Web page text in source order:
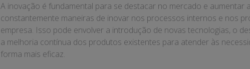
A inovação é fundamental para se destacar no mercado e aumentar
constantemente maneiras de inovar nos processos internos e nos
empresa. Isso pode envolver a introdução de novas tecnologias, o
a melhoria contínua dos produtos existentes para atender às
forma mais eficaz.